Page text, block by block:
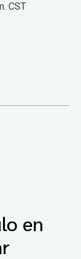
CST
en